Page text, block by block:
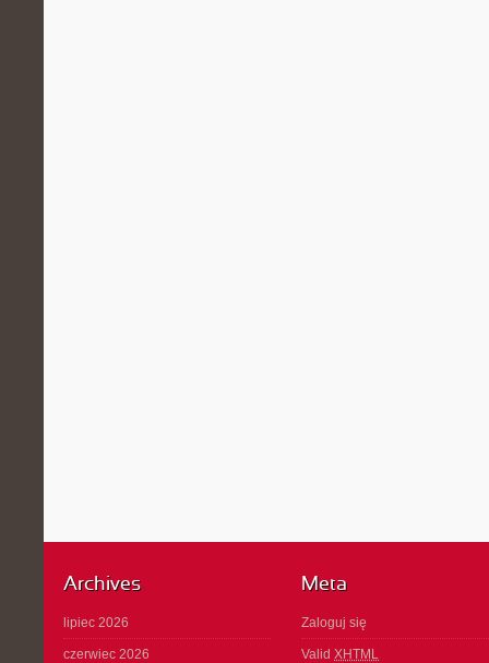
Archives
lipiec 2026
czerwiec 2026
Meta
Zaloguj się
Valid XHTML